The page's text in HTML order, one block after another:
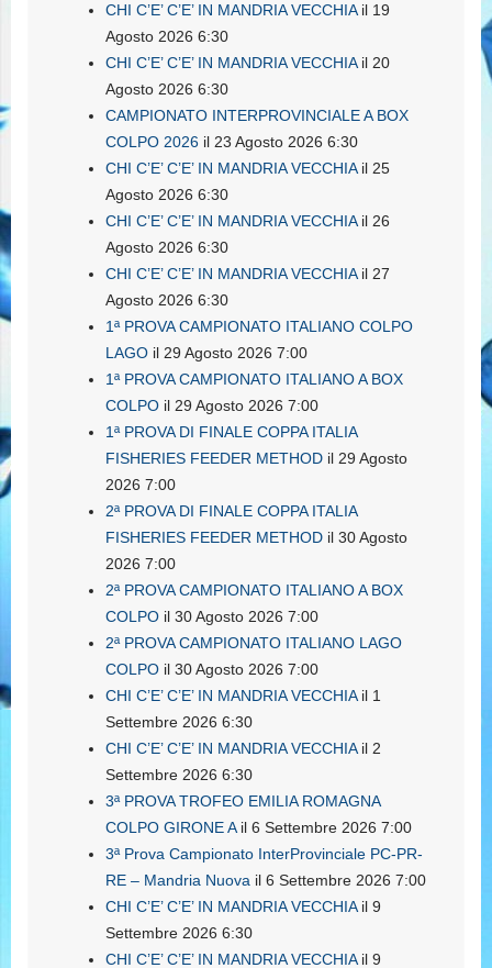
CHI C’E’ C’E’ IN MANDRIA VECCHIAil 19
Agosto 2026 6:30
CHI C’E’ C’E’ IN MANDRIA VECCHIAil 20
Agosto 2026 6:30
CAMPIONATO INTERPROVINCIALE A BOX
COLPO 2026 il 23 Agosto 2026 6:30
CHI C’E’ C’E’ IN MANDRIA VECCHIAil 25
Agosto 2026 6:30
CHI C’E’ C’E’ IN MANDRIA VECCHIAil 26
Agosto 2026 6:30
CHI C’E’ C’E’ IN MANDRIA VECCHIAil 27
Agosto 2026 6:30
1ª PROVA CAMPIONATO ITALIANO COLPO
LAGO il 29 Agosto 2026 7:00
1ª PROVA CAMPIONATO ITALIANO A BOX
COLPO il 29 Agosto 2026 7:00
1ª PROVA DI FINALE COPPA ITALIA
FISHERIES FEEDER METHOD il 29 Agosto
2026 7:00
2ª PROVA DI FINALE COPPA ITALIA
FISHERIES FEEDER METHOD il 30 Agosto
2026 7:00
2ª PROVA CAMPIONATO ITALIANO A BOX
COLPO il 30 Agosto 2026 7:00
2ª PROVA CAMPIONATO ITALIANO LAGO
COLPO il 30 Agosto 2026 7:00
CHI C’E’ C’E’ IN MANDRIA VECCHIAil 1
Settembre 2026 6:30
CHI C’E’ C’E’ IN MANDRIA VECCHIAil 2
Settembre 2026 6:30
3ª PROVA TROFEO EMILIA ROMAGNA
COLPO GIRONE Ail 6 Settembre 2026 7:00
3ª Prova Campionato InterProvinciale PC-PR-
RE – Mandria Nuova il 6 Settembre 2026 7:00
CHI C’E’ C’E’ IN MANDRIA VECCHIAil 9
Settembre 2026 6:30
CHI C’E’ C’E’ IN MANDRIA VECCHIAil 9